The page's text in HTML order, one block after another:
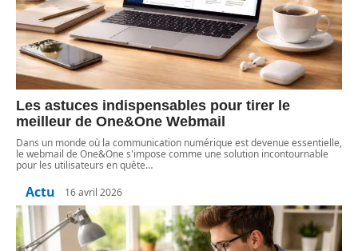
Les astuces indispensables pour tirer le
meilleur de One&One Webmail
Dans un monde où la communication numérique est devenue essentielle,
le webmail de One&One s'impose comme une solution incontournable
pour les utilisateurs en quête…
Actu 16 avril 2026